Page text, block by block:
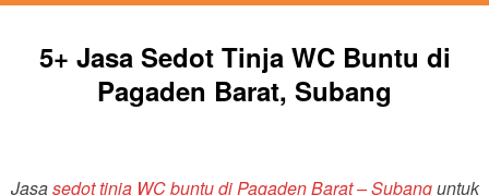
5+ Jasa Sedot Tinja WC Buntu di
Pagaden Barat, Subang
Jasasedot tinja WC buntu di Pagaden Barat – Subanguntuk